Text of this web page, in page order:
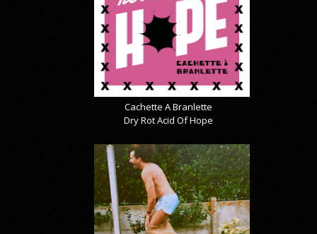
Cachette A Branlette
Dry Rot Acid Of Hope